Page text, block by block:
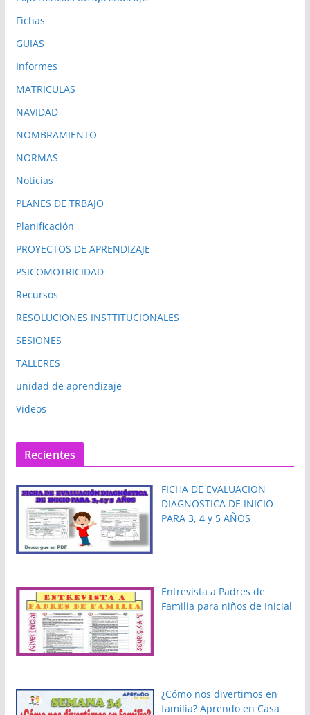
Fichas
GUIAS
Informes
MATRICULAS
NAVIDAD
NOMBRAMIENTO
NORMAS
Noticias
PLANES DE TRBAJO
Planificación
PROYECTOS DE APRENDIZAJE
PSICOMOTRICIDAD
Recursos
RESOLUCIONES INSTTITUCIONALES
SESIONES
TALLERES
unidad de aprendizaje
Videos
Recientes
FICHA DE EVALUACION
DIAGNOSTICA DE INICIO
PARA 3, 4 y 5 AÑOS
Entrevista a Padres de
Familia para niños de Inicial
¿Cómo nos divertimos en
familia? Aprendo en Casa